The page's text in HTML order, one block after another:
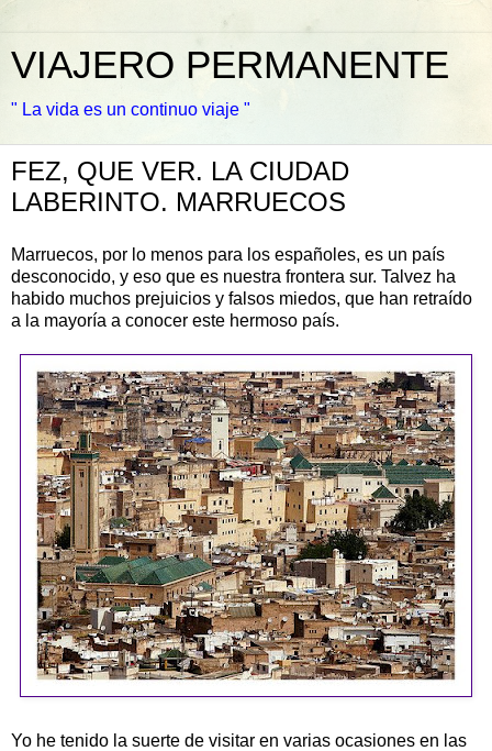
VIAJERO PERMANENTE
" La vida es un continuo viaje "
FEZ, QUE VER. LA CIUDAD
LABERINTO. MARRUECOS
Marruecos, por lo menos para los españoles, es un país
desconocido, y eso que es nuestra frontera sur. Talvez ha
habido muchos prejuicios y falsos miedos, que han retraído
a la mayoría a conocer este hermoso país.
Yo he tenido la suerte de visitar en varias ocasiones en las